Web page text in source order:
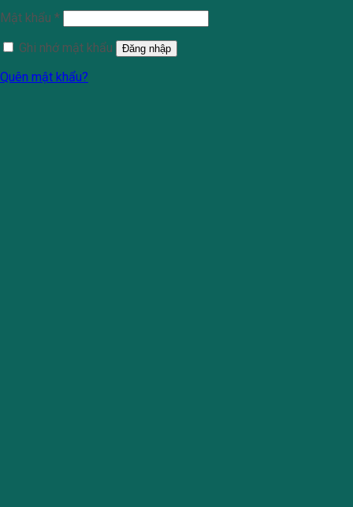
Mật khẩu *
Ghi nhớ mật khẩu
Đăng nhập
Quên mật khẩu?